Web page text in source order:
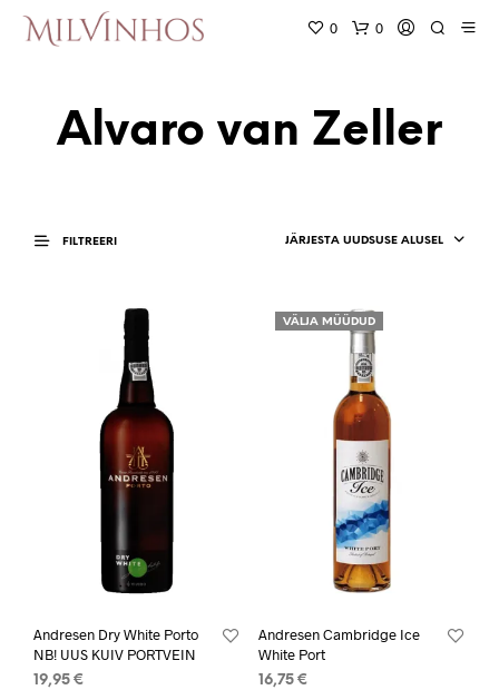
0 0
Alvaro van Zeller
FILTREERI JÄRJESTA UUDSUSE ALUSEL
Andresen Dry White Porto
NB! UUS KUIV PORTVEIN
19,95 €
VÄLJA MÜÜDUD
Andresen Cambridge Ice
White Port
16,75 €